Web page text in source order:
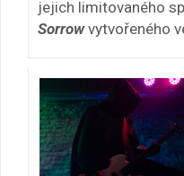
jejich limitovaného
Sorrowvytvořeného